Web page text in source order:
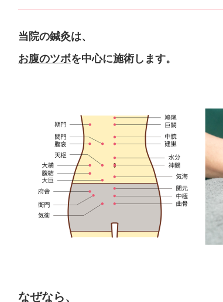
当院の鍼灸は、
お腹のツボを中心に施術します。
なぜなら、